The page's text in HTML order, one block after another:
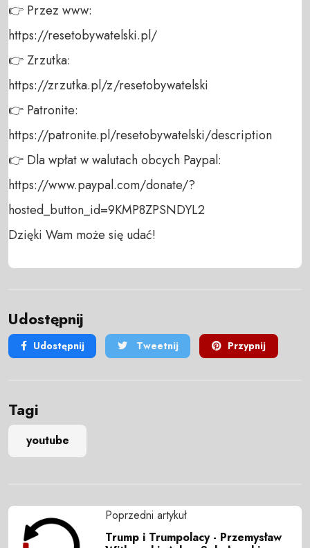
👉 Przez www:
https://resetobywatelski.pl/
👉 Zrzutka:
https://zrzutka.pl/z/resetobywatelski
👉 Patronite:
https://patronite.pl/resetobywatelski/description
👉 Dla wpłat w walutach obcych Paypal:
https://www.paypal.com/donate/?
hosted_button_id=9KMP8ZPSNDYL2
Dzięki Wam może się udać!
Udostępnij
Udostępnij Tweetnij Przypnij
Tagi
youtube
Poprzedni artykuł
Trump i Trumpolacy - Przemysław